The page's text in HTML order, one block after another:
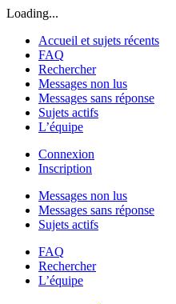
Loading...
Accueil et sujets récents
FAQ
Rechercher
Messages non lus
Messages sans réponse
Sujets actifs
L’équipe
Connexion
Inscription
Messages non lus
Messages sans réponse
Sujets actifs
FAQ
Rechercher
L’équipe